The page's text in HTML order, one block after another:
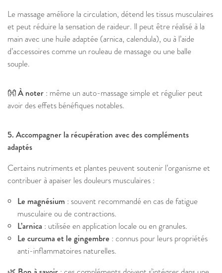
Le massage améliore la circulation, détend les tissus musculaires
et peut réduire la sensation de raideur. Il peut être réalisé à la
main avec une huile adaptée (arnica, calendula), ou à l’aide
d’accessoires comme un rouleau de massage ou une balle
souple.
👐 À noter : même un auto-massage simple et régulier peut
avoir des effets bénéfiques notables.
5. Accompagner la récupération avec des compléments
adaptés
Certains nutriments et plantes peuvent soutenir l’organisme et
contribuer à apaiser les douleurs musculaires :
Le magnésium : souvent recommandé en cas de fatigue
musculaire ou de contractions.
L’arnica : utilisée en application locale ou en granules.
Le curcuma et le gingembre : connus pour leurs propriétés
anti-inflammatoires naturelles.